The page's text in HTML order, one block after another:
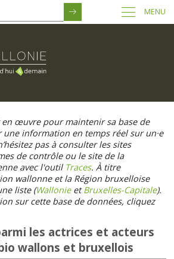
MENU
œuvre pour maintenir sa base de
information en temps réel sur un·e
pas à consulter les sites
de contrôle ou le site de la
avec l'outil Traces. À titre
wallonne et la Région bruxelloise
liste (WallonieetBruxelles-Capitale).
sur cette base de données, cliquez
les actrices et acteurs
wallons et bruxellois